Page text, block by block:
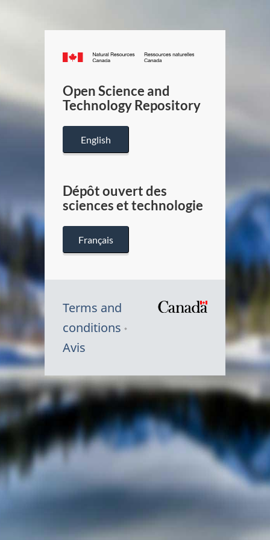
Canada.ca
/
Canada
Open Science and
Technology Repository
English
Dépôt ouvert des
sciences et technologie
Français
Terms and
conditions
Avis
Symbole
du
Canada